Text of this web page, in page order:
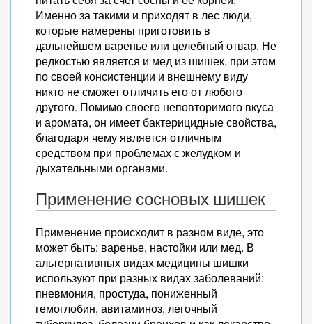
Именно за такими и приходят в лес люди,
которые намерены приготовить в
дальнейшем варенье или целебный отвар. Не
редкостью является и мед из шишек, при этом
по своей консистенции и внешнему виду
никто не сможет отличить его от любого
другого. Помимо своего неповторимого вкуса
и аромата, он имеет бактерицидные свойства,
благодаря чему является отличным
средством при проблемах с желудком и
дыхательными органами.
Применение сосновых шишек
Применение происходит в разном виде, это
может быть: варенье, настойки или мед. В
альтернативных видах медицины шишки
используют при разных видах заболеваний:
пневмония, простуда, пониженный
гемоглобин, авитаминоз, легочный